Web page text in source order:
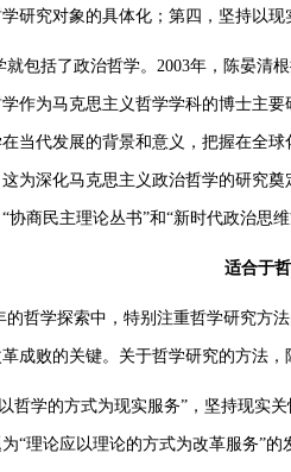
研究对象的具体化；第四，坚持以
就包括了政治哲学。2003年，陈晏清
作为马克思主义哲学学科的博士主
当代发展的背景和意义，把握在全
为深化马克思主义政治哲学的研究
协商民主理论丛书”和“新时代政治思
适合于
的哲学探索中，特别注重哲学研究方
成败的关键。关于哲学研究的方法
哲学的方式为现实服务”，坚持现实
“理论应以理论的方式为改革服务”